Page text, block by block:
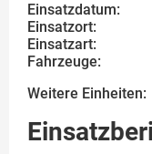
Einsatzdatum:
Einsatzort:
Einsatzart:
Fahrzeuge:
Weitere Einheiten: